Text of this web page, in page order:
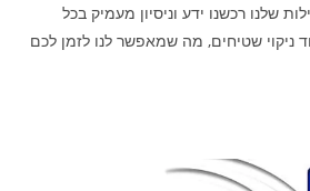
שלנו רכשנו ידע וניסיון מעמיק בכל
ניקוי שטיחים, מה שמאפשר לנו לזמן לכם